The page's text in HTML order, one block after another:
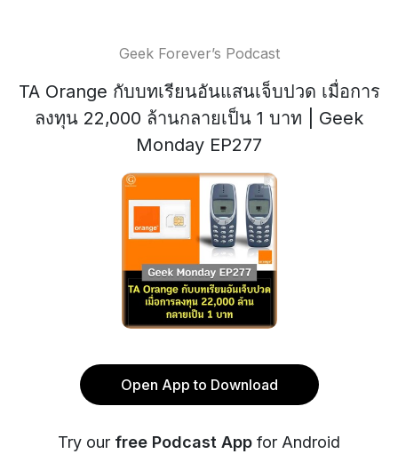
Geek Forever’s Podcast
TA Orange กับบทเรียนอันแสนเจ็บปวด เมื่อการ
ลงทุน 22,000 ล้านกลายเป็น 1 บาท | Geek
Monday EP277
Open App to Download
Try our free Podcast App for Android